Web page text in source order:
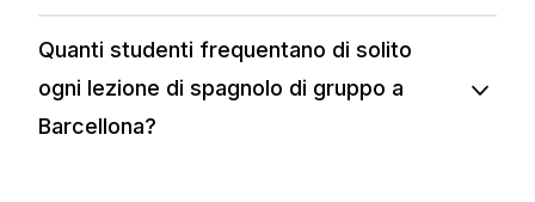
Quanti studenti frequentano di solito
ogni lezione di spagnolo di gruppo a
Barcellona?